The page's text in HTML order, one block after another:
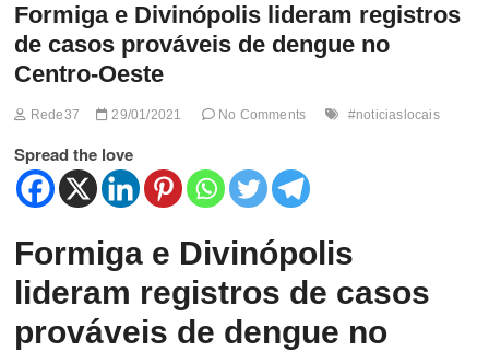
Formiga e Divinópolis lideram registros
de casos prováveis de dengue no
Centro-Oeste
Rede37 29/01/2021 No Comments #noticiaslocais
Spread the love
Formiga e Divinópolis
lideram registros de casos
prováveis de dengue no